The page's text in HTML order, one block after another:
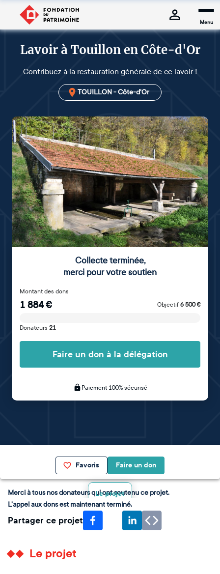
Menu
Lavoir à Touillon en Côte-d'Or
Contribuez à la restauration générale de ce lavoir !
TOUILLON - Côte-d'Or
Collecte terminée,
merci pour votre soutien
Montant des dons
1 884€ Objectif 6 500€
Donateurs 21
Faire un don à la délégation
Paiement 100% sécurisé
Favoris Faire un don
Le projet
Merci à tous nos donateurs qui ont soutenu ce projet.
L'appel aux dons est maintenant terminé.
Partager ce projet
Le projet